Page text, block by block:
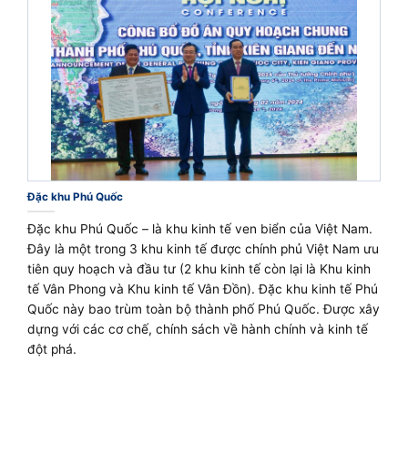
Đặc khu Phú Quốc
Đặc khu Phú Quốc – là khu kinh tế ven biển của Việt Nam.
Đây là một trong 3 khu kinh tế được chính phủ Việt Nam ưu
tiên quy hoạch và đầu tư (2 khu kinh tế còn lại là Khu kinh
tế Vân Phong và Khu kinh tế Vân Đồn). Đặc khu kinh tế Phú
Quốc này bao trùm toàn bộ thành phố Phú Quốc. Được xây
dựng với các cơ chế, chính sách về hành chính và kinh tế
đột phá.